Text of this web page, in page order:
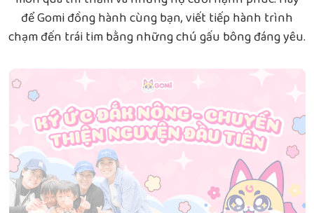
để Gomi đồng hành cùng bạn, viết tiếp hành trình
chạm đến trái tim bằng những chú gấu bông đáng yêu.